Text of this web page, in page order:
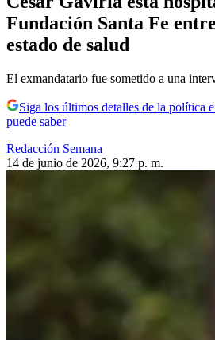
Fundación Santa Fe
estado de salud
El exmandatario fue sometido a una
Siga los últimos detalles de la política
puede saber
Redacción Semana
14 de junio de 2026, 9:27 p. m.